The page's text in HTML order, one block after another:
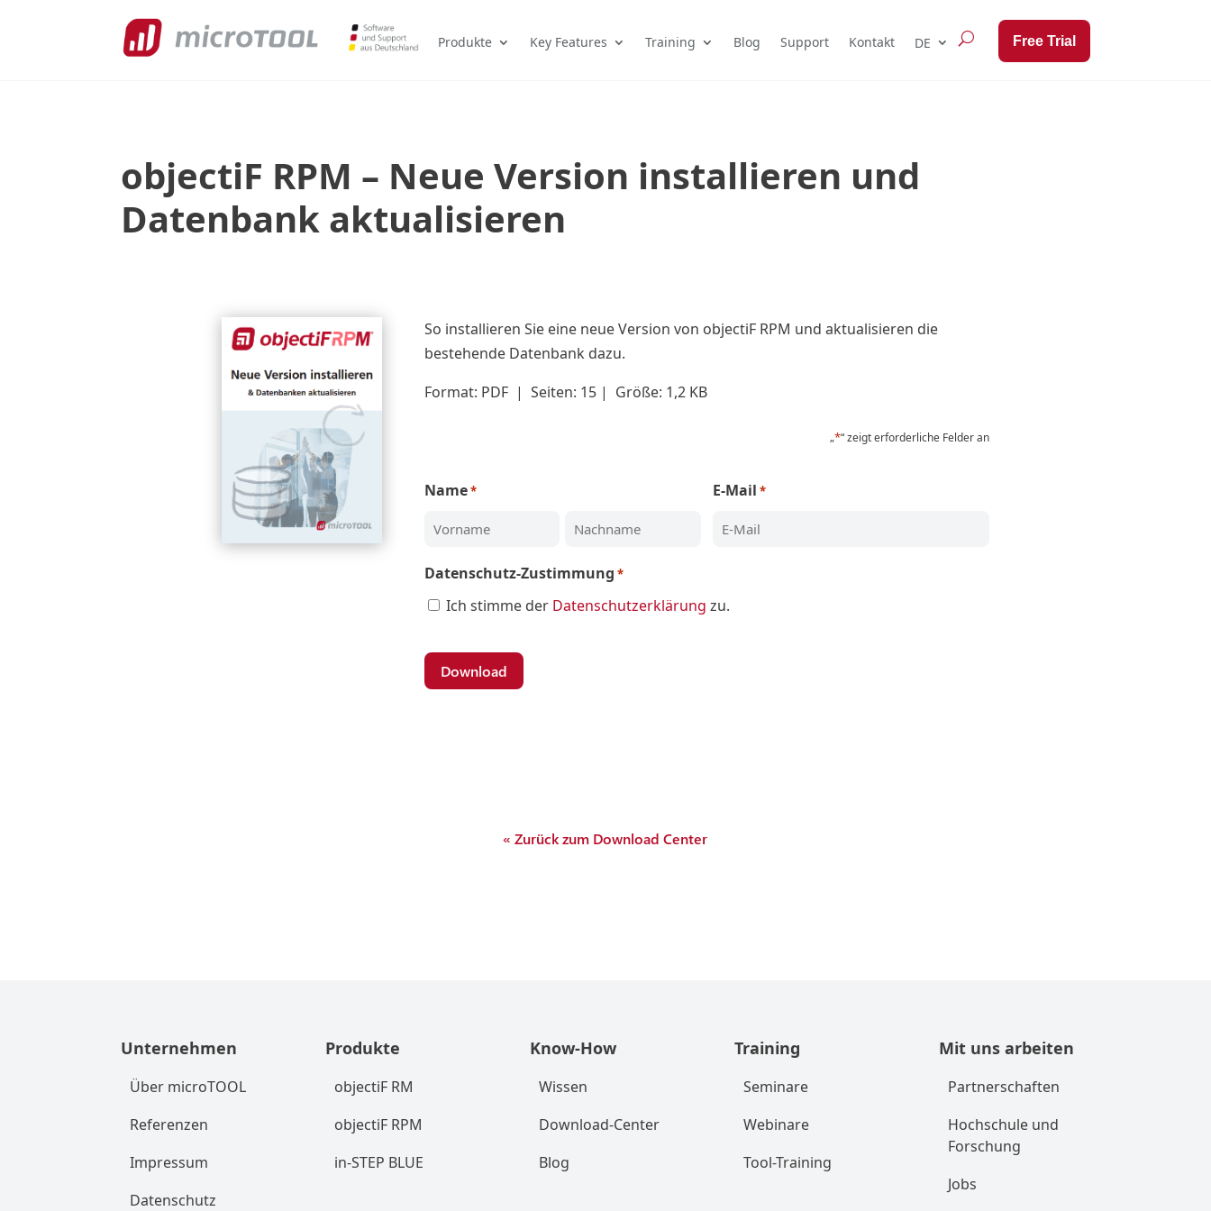
Produkte Key Features Training Blog Support Kontakt Free Trial
objectiF RPM – Neue Version installieren und
Datenbank aktualisieren
So installieren Sie eine neue Version von objectiF RPM und aktualisieren die
bestehende Datenbank dazu.
Format: PDF | Seiten: 15 | Größe: 1,2 KB
„*“ zeigt erforderliche Felder an
Name* E-Mail *
Datenschutz-Zustimmung *
Ich stimme der Datenschutzerklärung zu.
« Zurück zum Download Center
Unternehmen
Über microTOOL
Referenzen
Impressum
Datenschutz
Produkte
objectiF RM
objectiF RPM
in-STEP BLUE
Know-How
Wissen
Download-Center
Blog
Training
Seminare
Webinare
Tool-Training
Mit uns arbeiten
Partnerschaften
Hochschule und
Forschung
Jobs